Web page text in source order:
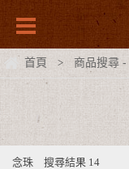
首頁 > 商品搜尋 -
念珠 搜尋結果 14